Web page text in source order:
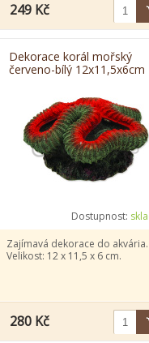
249 Kč
Dekorace korál mořský
červeno-bílý 12x11,5x6cm
Dostupnost:
Zajímavá dekorace do akvária.
Velikost: 12 x 11,5 x 6 cm.
280 Kč